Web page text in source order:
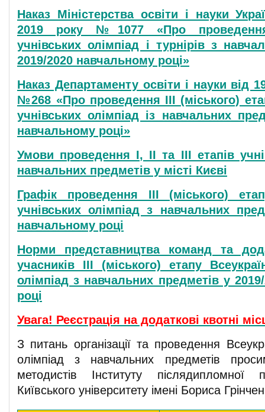
Наказ Міністерства освіти і науки
2019 року №1077 «Про проведення
учнівських олімпіад і турнірів з
2019/2020 навчальному році»
Наказ Департаменту освіти і науки від
№268 «Про проведення ІІІ (міського)
учнівських олімпіад із навчальних
навчальному році»
Умови проведення І, ІІ та ІІІ етапів
навчальних предметів у місті Києві
Графік проведення ІІІ (міського)
учнівських олімпіад з навчальних
навчальному році
Норми представництва команд та
учасників III (міського) етапу
олімпіад з навчальних предметів у
році
Увага! Реєстрація на додаткові квотні
З питань організації та проведення
олімпіад з навчальних предметів
методистів Інституту післядипломної
Київського університету імені Бориса